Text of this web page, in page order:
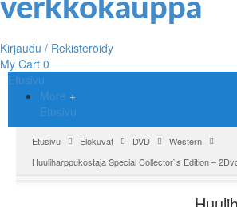
Kirjaudu / Rekisteröidy
My Cart 0
Etusivu
More
Etusivu
Etusivu Elokuvat DVD
Western
Huuliharppukostaja Special Collector`s Edition –